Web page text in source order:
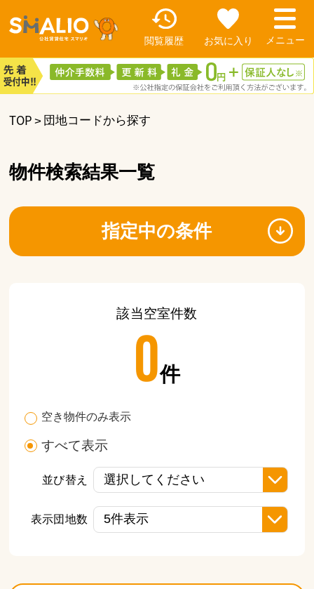
閲覧履歴 お気に入り
TOP 団地コードから探す
物件検索結果一覧
指定中の条件
該当空室件数
0件
空き物件のみ表示
すべて表示
並び替え
表示団地数